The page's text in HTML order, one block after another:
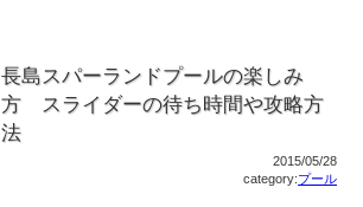
長島スパーランドプールの楽しみ
方 スライダーの待ち時間や攻略方
法
2015/05/28
category:プール